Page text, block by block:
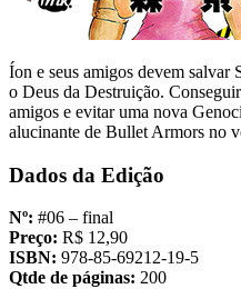
Íon e seus amigos devem salvar
o Deus da Destruição.
amigos e evitar uma nova
alucinante de Bullet Armors no
Dados da Edição
Nº: #06 – final
Preço: R$ 12,90
ISBN: 978-85-69212-19-5
Qtde de páginas: 200